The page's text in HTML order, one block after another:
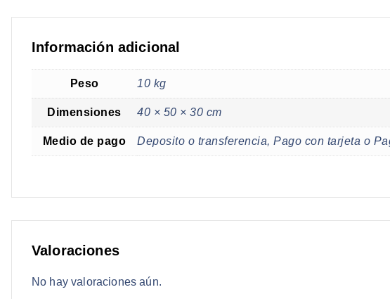
Información adicional
Peso 10 kg
Dimensiones 40 × 50 × 30 cm
Medio de pago Deposito o transferencia, Pago con tarjeta o
Valoraciones
No hay valoraciones aún.